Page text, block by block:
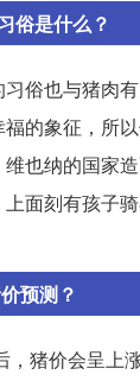
俗是什么？
俗也与猪肉
的象征，所
也纳的国家
面刻有孩子
预测？
，猪价会呈上